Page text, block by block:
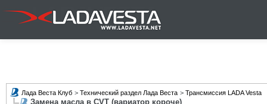
Лада Веста Клуб > Технический раздел Лада Веста > Трансмиссия LADA Vesta
Замена масла в CVT (вариатор короче)